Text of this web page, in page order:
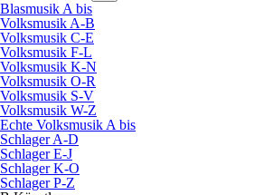
Blasmusik A bis
Volksmusik A-B
Volksmusik C-E
Volksmusik F-L
Volksmusik K-N
Volksmusik O-R
Volksmusik S-V
Volksmusik W-Z
Echte Volksmusik A bis
Schlager A-D
Schlager E-J
Schlager K-O
Schlager P-Z